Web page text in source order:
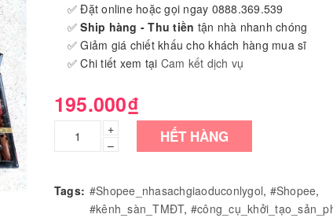
✅ Đặt online hoặc gọi ngay 0888.369.539
✅Ship hàng - Thu tiền tận nhà nhanh chóng
✅ Giảm giá chiết khấu cho khách hàng mua sĩ
✅ Chi tiết xem tại Cam kết dịch vụ
195.000₫
+
–
HẾT HÀNG
Tags: #Shopee_nhasachgiaoduconlygol, #Shopee,
#kênh_sàn_TMĐT,